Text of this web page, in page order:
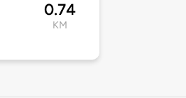
0.74
KM